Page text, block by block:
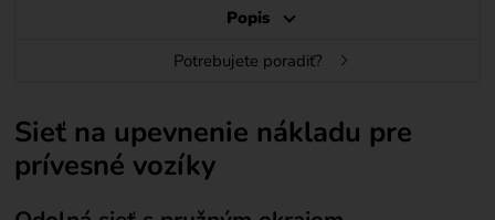
Popis
Potrebujete poradiť?
Sieť na upevnenie nákladu pre
prívesné vozíky